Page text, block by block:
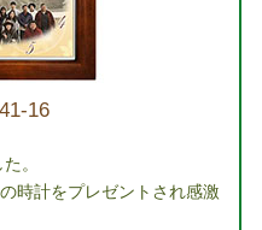
16
。
時計をプレゼントされ感激